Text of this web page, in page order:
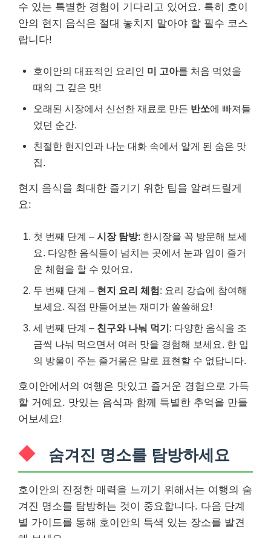
수 있는 특별한 경험이 기다리고 있어요. 특히 호이
안의 현지 음식은 절대 놓치지 말아야 할 필수 코스
랍니다!
호이안의 대표적인 요리인 미 고아를 처음 먹었을
때의 그 깊은 맛!
오래된 시장에서 신선한 재료로 만든 반쏘에 빠져들
었던 순간.
친절한 현지인과 나눈 대화 속에서 알게 된 숨은 맛
집.
현지 음식을 최대한 즐기기 위한 팁을 알려드릴게
요:
첫 번째 단계 – 시장 탐방: 한시장을 꼭 방문해 보세
요. 다양한 음식들이 넘치는 곳에서 눈과 입이 즐거
운 체험을 할 수 있어요.
두 번째 단계 – 현지 요리 체험: 요리 강습에 참여해
보세요. 직접 만들어보는 재미가 쏠쏠해요!
세 번째 단계 – 친구와 나눠 먹기: 다양한 음식을 조
금씩 나눠 먹으면서 여러 맛을 경험해 보세요. 한 입
의 방울이 주는 즐거움은 말로 표현할 수 없답니다.
호이안에서의 여행은 맛있고 즐거운 경험으로 가득
할 거예요. 맛있는 음식과 함께 특별한 추억을 만들
어보세요!
숨겨진 명소를 탐방하세요
호이안의 진정한 매력을 느끼기 위해서는 여행의 숨
겨진 명소를 탐방하는 것이 중요합니다. 다음 단계
별 가이드를 통해 호이안의 특색 있는 장소를 발견